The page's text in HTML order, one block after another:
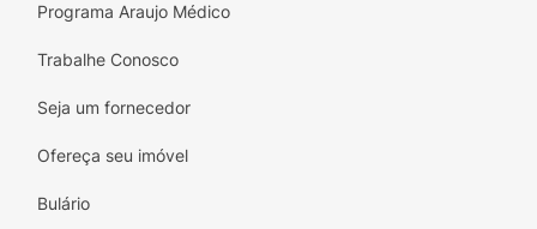
Programa Araujo Médico
Trabalhe Conosco
Seja um fornecedor
Ofereça seu imóvel
Bulário